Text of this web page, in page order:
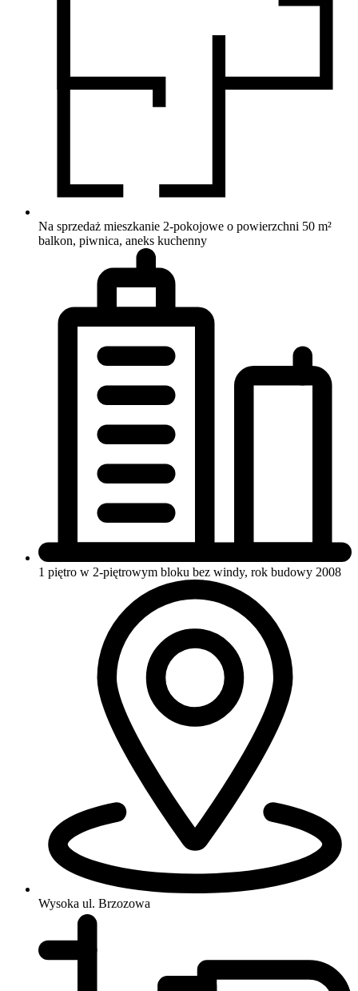
Na sprzedaż mieszkanie 2-pokojowe o powierzchni 50 m²
balkon, piwnica, aneks kuchenny
1 piętro w 2-piętrowym bloku bez windy, rok budowy 2008
Wysoka ul. Brzozowa